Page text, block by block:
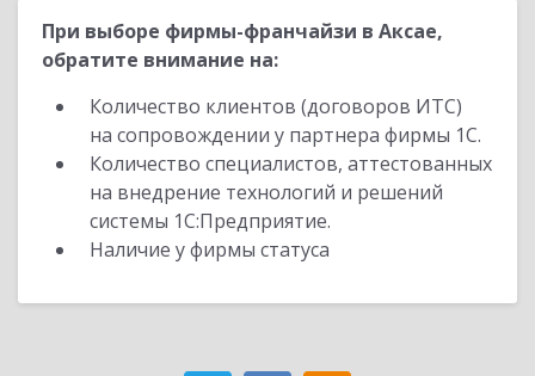
При выборе фирмы-франчайзи в Аксае,
обратите внимание на:
Количество клиентов (договоров ИТС)
на сопровождении у партнера фирмы 1С.
Количество специалистов, аттестованных
на внедрение технологий и решений
системы 1С:Предприятие.
Наличие у фирмы статуса